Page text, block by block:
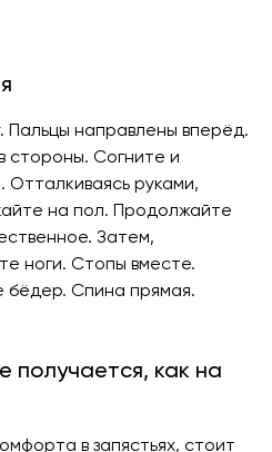
Пальцы направлены вперёд.
стороны. Согните и
Отталкиваясь руками,
на пол. Продолжайте
Затем,
ноги. Стопы вместе.
бёдер. Спина прямая.
получается, как на
в запястьях, стоит